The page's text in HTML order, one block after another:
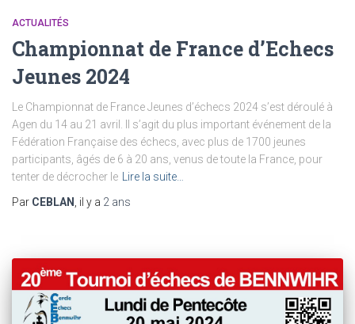
ACTUALITÉS
Championnat de France d’Echecs
Jeunes 2024
Le Championnat de France Jeunes d’échecs 2024 s’est déroulé à
Agen du 14 au 21 avril. Il s’agit du plus important événement de la
Fédération Française des échecs, avec plus de 1700 jeunes
participants, âgés de 6 à 20 ans, venus de toute la France, pour
tenter de décrocher le
Lire la suite…
Par CEBLAN , il y a 2 ans